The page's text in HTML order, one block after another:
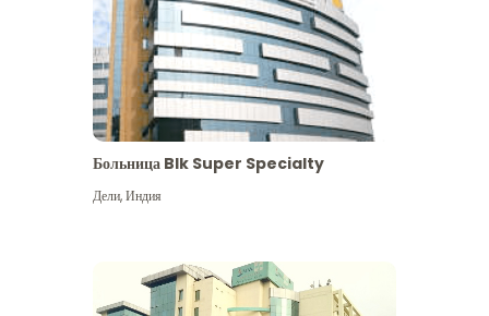
Больница Blk Super Specialty
Дели,Индия